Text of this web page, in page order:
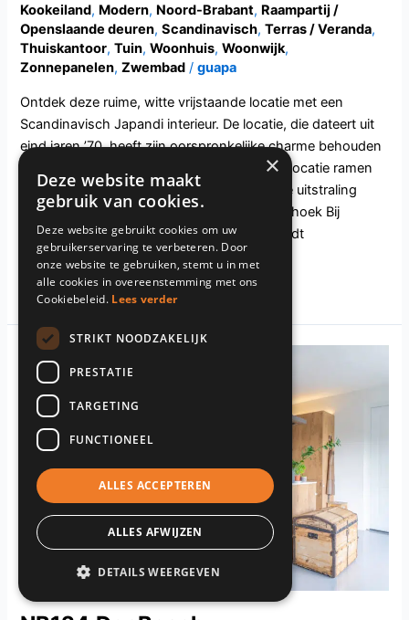
Kookeiland, Modern, Noord-Brabant, Raampartij /
Openslaande deuren,Scandinavisch,Terras / Veranda,
Thuiskantoor,Tuin,Woonhuis,Woonwijk,
Zonnepanelen,Zwembad /guapa
Ontdek deze ruime, witte vrijstaande locatie met een
Scandinavisch Japandi interieur. De locatie, die dateert uit
eind jaren ’70, heeft zijn oorspronkelijke charme behouden
met kleine dakkapellen. Daarnaast heeft de locatie ramen
met spijlen en daklijsten die een ouderwetse uitstraling
geven. Ruimtelijke U-vormige keuken en eethoek Bij
binnenkomst betreed je een ruime hal die leidt
Read More »
NB124.DenBosch
×
Deze website maakt
gebruik van cookies.
Deze website gebruikt cookies om uw
gebruikerservaring te verbeteren. Door
onze website te gebruiken, stemt u in met
alle cookies in overeenstemming met ons
Cookiebeleid. Lees verder
STRIKT NOODZAKELIJK
PRESTATIE
TARGETING
FUNCTIONEEL
ALLES ACCEPTEREN
ALLES AFWIJZEN
DETAILS WEERGEVEN